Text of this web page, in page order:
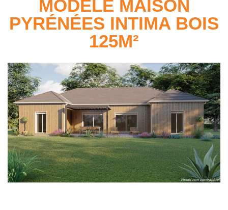
MODÈLE MAISON
PYRÉNÉES INTIMA BOIS
125M²